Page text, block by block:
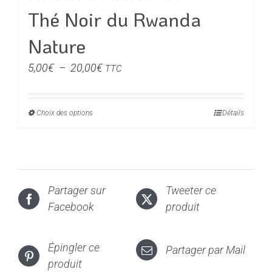
Thé Noir du Rwanda
Nature
5,00€ – 20,00€Plage
prix :
TTC
Choix des optionsCe
Les
options
être
Détails
Partager sur
Facebook
Tweeter ce
produit
Épingler ce
produit
Partager par Mail